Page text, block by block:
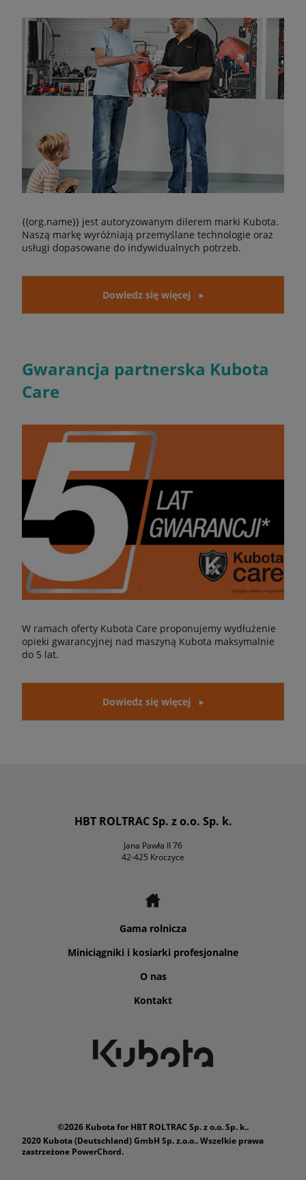
{{org.name}} jest autoryzowanym dilerem marki Kubota.
Naszą markę wyróżniają przemyślane technologie oraz
usługi dopasowane do indywidualnych potrzeb.
Dowiedz się więcej
Gwarancja partnerska Kubota
Care
W ramach oferty Kubota Care proponujemy wydłużenie
opieki gwarancyjnej nad maszyną Kubota maksymalnie
do 5 lat.
Dowiedz się więcej
HBT ROLTRAC Sp. z o.o. Sp. k.
Jana Pawła II 76
42-425 Kroczyce
Gama rolnicza
Miniciągniki i kosiarki profesjonalne
O nas
Kontakt
©2026 Kubota for HBT ROLTRAC Sp. z o.o. Sp. k..
2020 Kubota (Deutschland) GmbH Sp. z.o.o.. Wszelkie prawa
zastrzeżone PowerChord.